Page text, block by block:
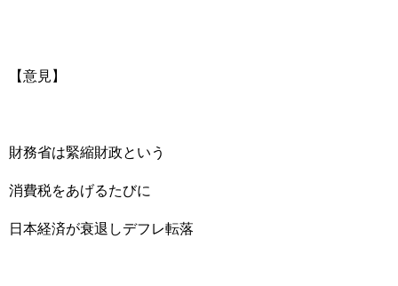
【意見】
財務省は緊縮財政という
消費税をあげるたびに
日本経済が衰退しデフレ転落